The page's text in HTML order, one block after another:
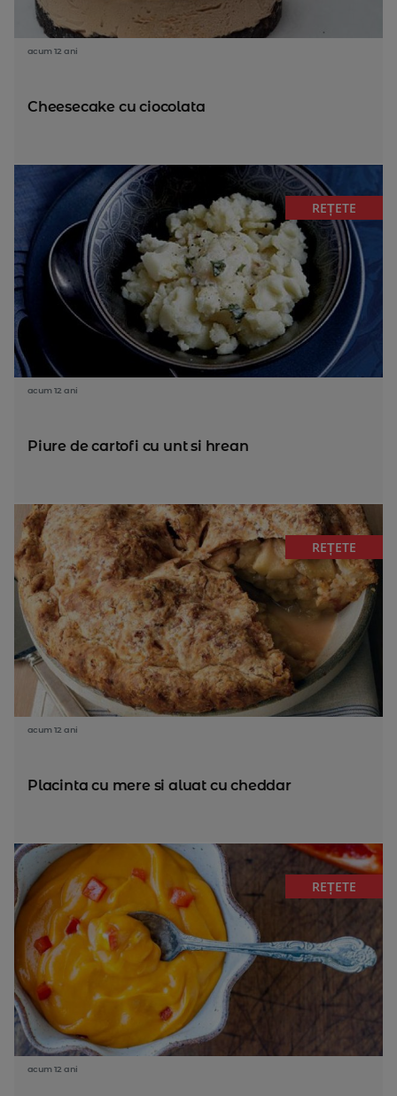
acum 12 ani
Cheesecake cu ciocolata
REȚETE
acum 12 ani
Piure de cartofi cu unt si hrean
REȚETE
acum 12 ani
Placinta cu mere si aluat cu cheddar
REȚETE
acum 12 ani